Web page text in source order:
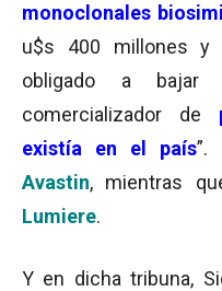
monoclonales
u$s 400 millones y
obligado a
comercializador de
existía en el país”.
Avastin, mientras
Lumiere.
Y en dicha tribuna,